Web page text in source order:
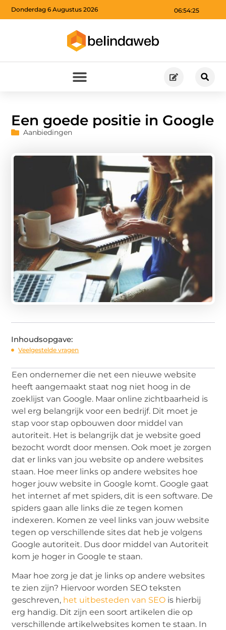
06:54:27
Donderdag 6 Augustus 2026
Een goede positie in Google
Aanbiedingen
Inhoudsopgave:
Veelgestelde vragen
Een ondernemer die net een nieuwe website
heeft aangemaakt staat nog niet hoog in de
zoeklijst van Google. Maar online zichtbaarheid is
wel erg belangrijk voor een bedrijf. Dit moet je
stap voor stap opbouwen door middel van
autoriteit. Het is belangrijk dat je website goed
bezocht wordt door mensen. Ook moet je zorgen
dat er links van jou website op andere websites
staan. Hoe meer links op andere websites hoe
hoger jouw website in Google komt. Google gaat
het internet af met spiders, dit is een software. De
spiders gaan alle links die ze tegen komen
indexeren. Komen ze veel links van jouw website
tegen op verschillende sites dat heb je volgens
Google autoriteit. Dus door middel van Autoriteit
kom je hoger in Google te staan.
Maar hoe zorg je dat je links op andere websites
te zien zijn? Hiervoor worden SEO teksten
geschreven, het uitbesteden van SEO is hierbij
erg handig. Dit zijn een soort artikelen die op
verschillende artikelwebsites komen te staan. In